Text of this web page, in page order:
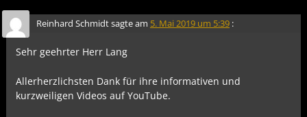
Reinhard Schmidtsagte am 5. Mai 2019 um 5:39 :
Sehr geehrter Herr Lang
Allerherzlichsten Dank für ihre informativen und
kurzweiligen Videos auf YouTube.